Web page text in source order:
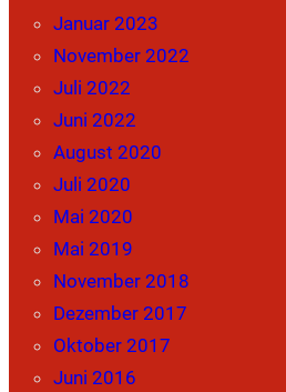
Januar 2023
November 2022
Juli 2022
Juni 2022
August 2020
Juli 2020
Mai 2020
Mai 2019
November 2018
Dezember 2017
Oktober 2017
Juni 2016